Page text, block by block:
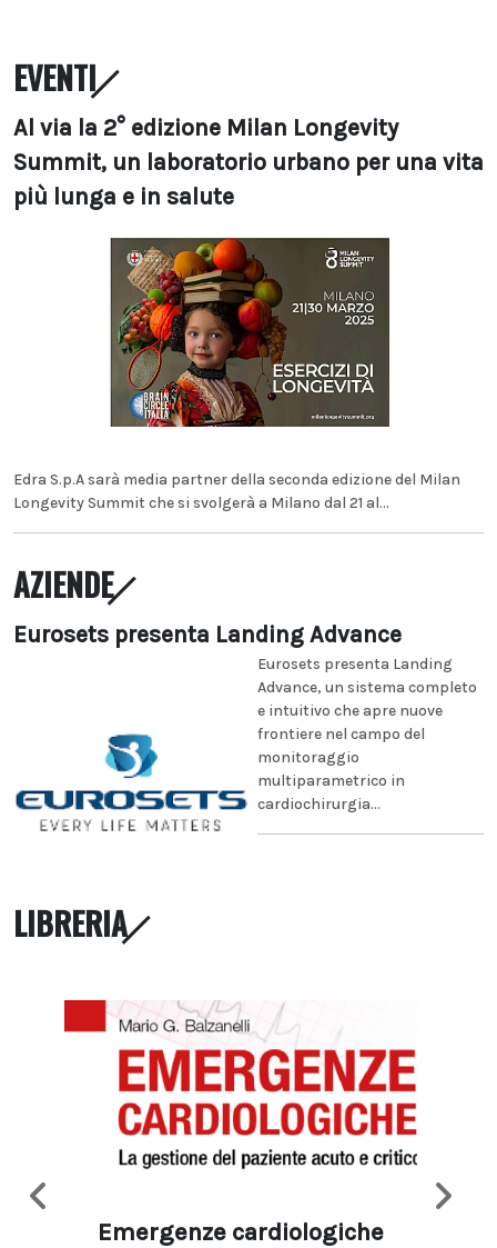
EVENTI
Al via la 2° edizione Milan Longevity
Summit, un laboratorio urbano per una vita
più lunga e in salute
Edra S.p.A sarà media partner della seconda edizione del Milan
Longevity Summit che si svolgerà a Milano dal 21 al...
AZIENDE
Eurosets presenta Landing Advance
Eurosets presenta Landing
Advance, un sistema completo
e intuitivo che apre nuove
frontiere nel campo del
monitoraggio
multiparametrico in
cardiochirurgia...
LIBRERIA
Emergenze cardiologiche